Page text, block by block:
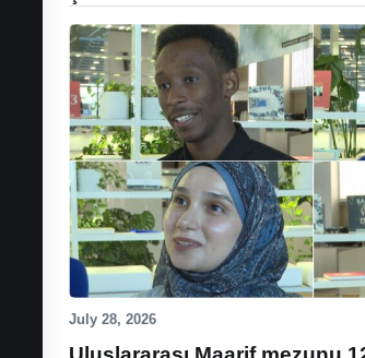
July 28, 2026